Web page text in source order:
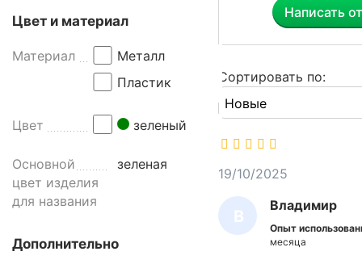
м
з
н
й
C
D
8
Цвет и материал
Материал
Металл
Пластик
Цвет зеленый
Основной
цвет изделия
для названия
зеленая
Дополнительно
Написать
Сортировать по:
В
Л
Владимир
Опыт
месяца
19/10/2025